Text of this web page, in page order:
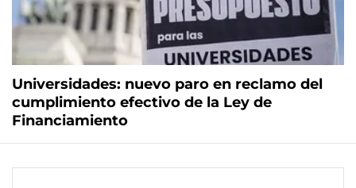
Universidades: nuevo paro en reclamo del
cumplimiento efectivo de la Ley de
Financiamiento